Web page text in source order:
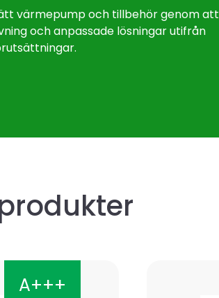
värmepump och tillbehör genom att
och anpassade lösningar utifrån
A+++